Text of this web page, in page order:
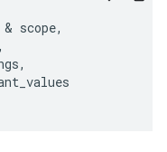
& scope,
,
,